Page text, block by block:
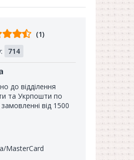
Відгуків
(1)
714
до відділення
та Укрпошти по
замовленні від 1500
MasterCard